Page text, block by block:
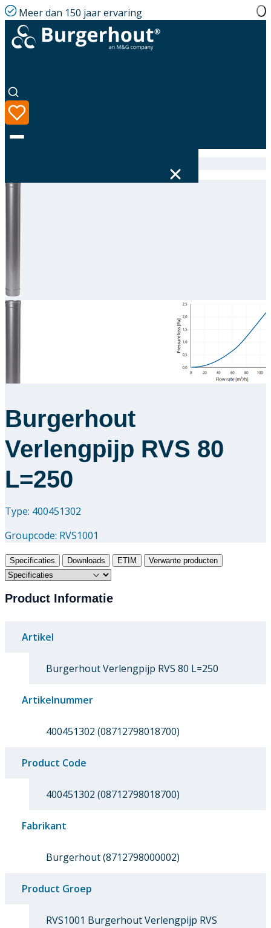
Meer dan 150 jaar ervaring
Downloads
Burgerhout
Verlengpijp RVS 80
L=250
Type: 400451302
Groupcode: RVS1001
Specificaties Downloads ETIM Verwante producten
Product Informatie
Artikel
Burgerhout Verlengpijp RVS 80 L=250
Artikelnummer
400451302 (08712798018700)
Product Code
400451302 (08712798018700)
Fabrikant
Burgerhout (8712798000002)
Product Groep
RVS1001 Burgerhout Verlengpijp RVS